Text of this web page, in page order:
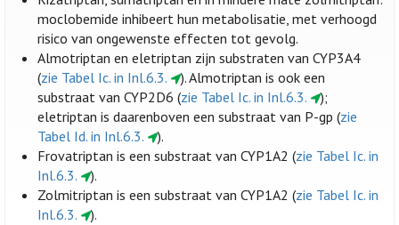
moclobemide inhibeert hun metabolisatie, met verhoogd
risico van ongewenste effecten tot gevolg.
Almotriptan en eletriptan zijn substraten van CYP3A4
(zie Tabel Ic. in Inl.6.3.
). Almotriptan is ook een
substraat van CYP2D6 (zie Tabel Ic. in Inl.6.3.
);
eletriptan is daarenboven een substraat van P-gp (zie
Tabel Id. in Inl.6.3.
).
Frovatriptan is een substraat van CYP1A2 (zie Tabel Ic. in
Inl.6.3.
).
Zolmitriptan is een substraat van CYP1A2 (zie Tabel Ic. in
Inl.6.3.
).